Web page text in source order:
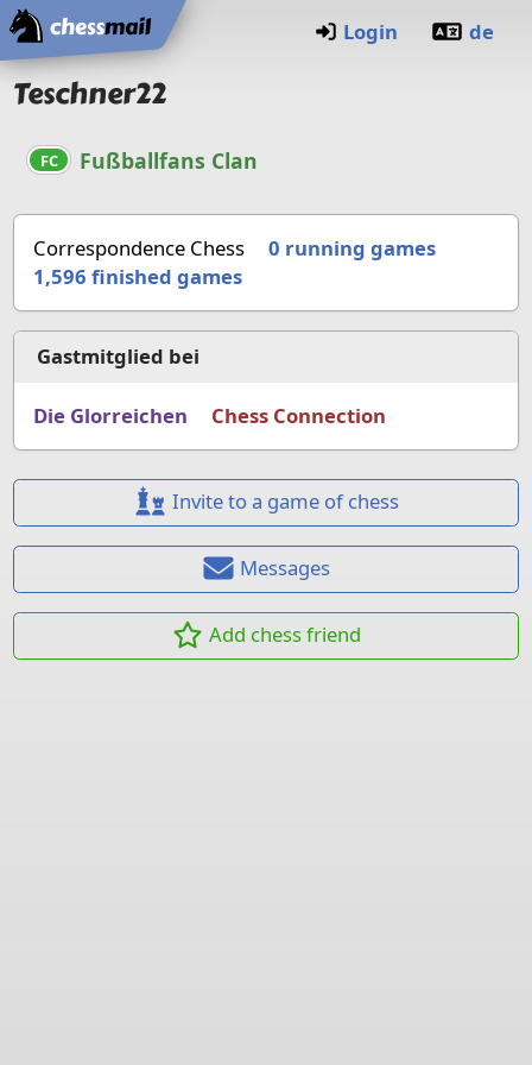
Home
Login de
Teschner22
FC Fußballfans Clan
Correspondence Chess
0 running games
1,596 finished games
Gastmitglied bei
Die Glorreichen Chess Connection
Invite to a game of chess
Messages
Add chess friend